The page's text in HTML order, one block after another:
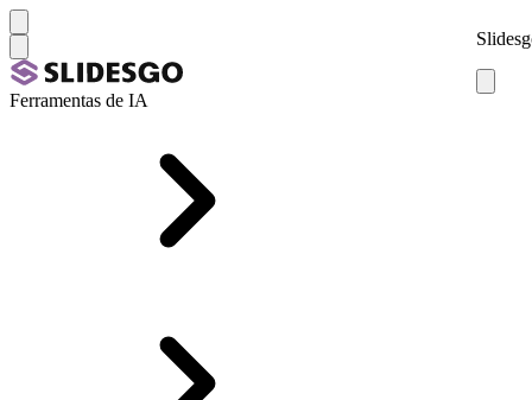
Ferramentas de IA